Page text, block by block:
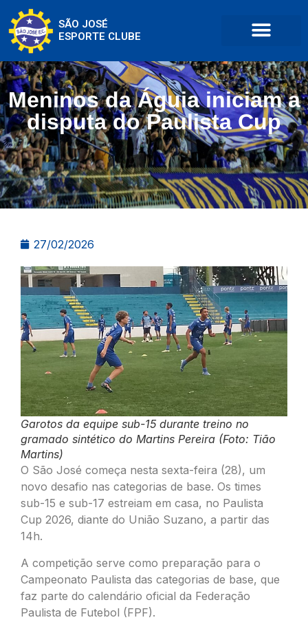
SÃO JOSÉ
ESPORTE CLUBE
Meninos da Águia iniciam a
disputa do Paulista Cup
27/02/2026
Garotos da equipe sub-15 durante treino no
gramado sintético do Martins Pereira (Foto: Tião
Martins)
O São José começa nesta sexta-feira (28), um
novo desafio nas categorias de base. Os times
sub-15 e sub-17 estreiam em casa, no Paulista
Cup 2026, diante do União Suzano, a partir das
14h.
A competição serve como preparação para o
Campeonato Paulista das categorias de base, que
faz parte do calendário oficial da Federação
Paulista de Futebol (FPF).